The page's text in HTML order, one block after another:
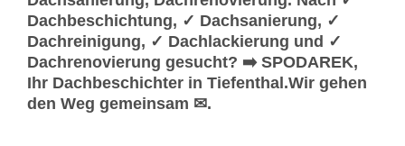
Dachbeschichtung, ✓ Dachsanierung, ✓
Dachreinigung, ✓ Dachlackierung und ✓
Dachrenovierung gesucht? ➡️ SPODAREK,
Ihr Dachbeschichter in Tiefenthal.Wir gehen
den Weg gemeinsam ✉.